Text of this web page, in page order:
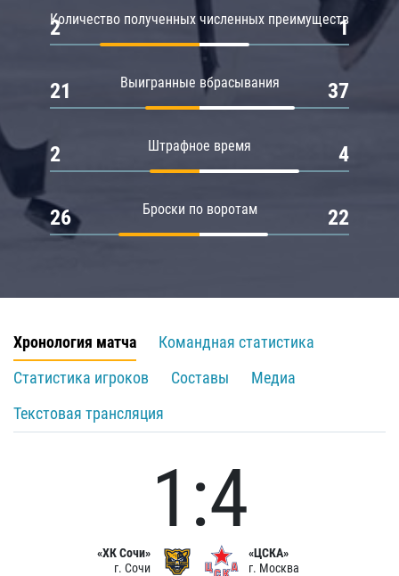
Количество полученных численных преимуществ
2 1
Выигранные вбрасывания
21 37
Штрафное время
2 4
Броски по воротам
26 22
Хронология матча
Командная статистика
Статистика игроков
Составы
Медиа
Текстовая трансляция
«ХК Сочи»
г. Сочи
1:4
«ЦСКА»
г. Москва